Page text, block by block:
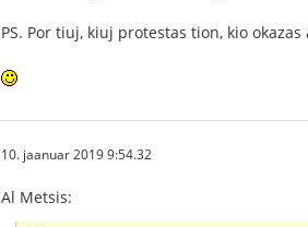
PS. Por tiuj, kiuj protestas tion, kio
10. jaanuar 2019 9:54.32
Al Metsis: